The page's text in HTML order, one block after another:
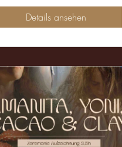
Details ansehen